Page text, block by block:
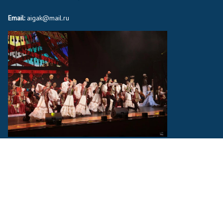
Email:aigak@mail.ru